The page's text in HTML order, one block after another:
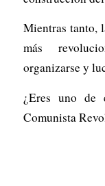
Mientras tanto,
más
organizarse y
¿Eres uno de
Comunista